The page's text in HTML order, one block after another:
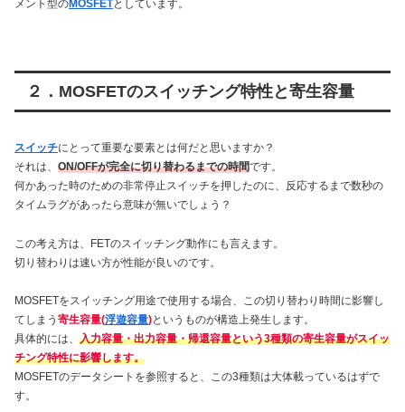
メント型のMOSFETとしています。
２．MOSFETのスイッチング特性と寄生容量
スイッチにとって重要な要素とは何だと思いますか？
それは、 ON/OFFが完全に切り替わるまでの時間です。
何かあった時のための非常停止スイッチを押したのに、反応するまで数秒の
タイムラグがあったら意味が無いでしょう？
この考え方は、FETのスイッチング動作にも言えます。
切り替わりは速い方が性能が良いのです。
MOSFETをスイッチング用途で使用する場合、この切り替わり時間に影響し
てしまう 寄生容量(浮遊容量)というものが構造上発生します。
具体的には、 入力容量・出力容量・帰還容量という3種類の寄生容量がスイッ
チング特性に影響します。
MOSFETのデータシートを参照すると、この3種類は大体載っているはずで
す。